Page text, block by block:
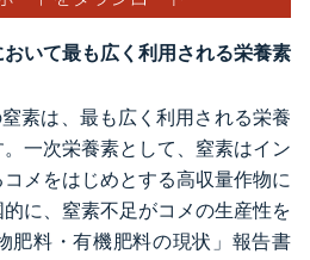
いて最も広く利用される栄養素
素は、最も広く利用される栄養
一次栄養素として、窒素はイン
メをはじめとする高収量作物に
に、窒素不足がコメの生産性を
肥料・有機肥料の現状」報告書